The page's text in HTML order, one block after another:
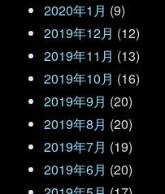
2020年1月 (9)
2019年12月 (12)
2019年11月 (13)
2019年10月 (16)
2019年9月 (20)
2019年8月 (20)
2019年7月 (19)
2019年6月 (20)